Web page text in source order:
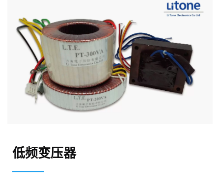
低频变压器